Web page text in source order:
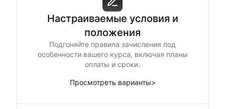
Настраиваемые условия и
положения
Подгоняйте правила зачисления под
особенности вашего курса, включая планы
оплаты и сроки.
Просмотреть варианты>